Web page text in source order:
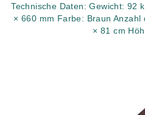
Technische Daten: Gewicht: 92
× 660 mm Farbe: Braun
× 81 cm